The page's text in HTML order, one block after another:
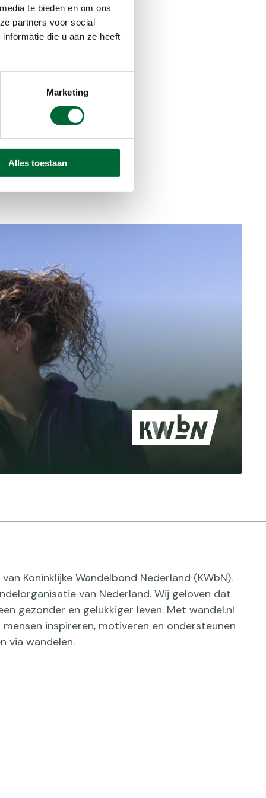
te bieden en om ons
partners voor social
die u aan ze heeft
Marketing
Alles toestaan
Koninklijke Wandelbond Nederland (KWbN).
van Nederland. Wij geloven dat
gezonder en gelukkiger leven. Met wandel.nl
inspireren, motiveren en ondersteunen
via wandelen.